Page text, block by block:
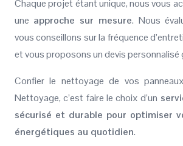
Chaque projet étant unique, nous vous
une approche sur mesure. Nous
vous conseillons sur la fréquence
et vous proposons un devis personnalisé
Confier le nettoyage de vos
Nettoyage, c’est faire le choix d’un
sécurisé et durable pour optimiser
énergétiques au quotidien.